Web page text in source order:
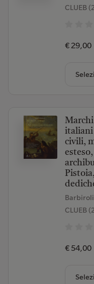
CLUEB
€ 29,00
italiani
civili,
CLUEB
€ 54,00